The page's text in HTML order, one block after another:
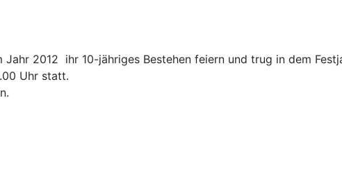
2012 ihr 10-jähriges Bestehen feiern und trug in dem
Uhr statt.